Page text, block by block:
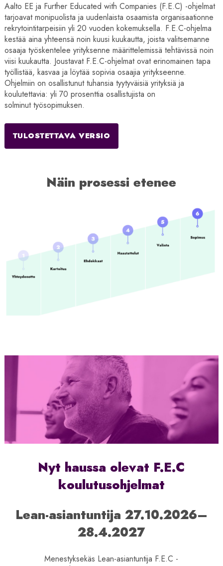
Aalto EE ja Further Educated with Companies (F.E.C) -ohjelmat
tarjoavat monipuolista ja uudenlaista osaamista organisaationne
rekrytointitarpeisiin yli 20 vuoden kokemuksella. F.E.C-ohjelma
kestää aina yhteensä noin kuusi kuukautta, joista valitsemanne
osaaja työskentelee yrityksenne määrittelemissä tehtävissä noin
viisi kuukautta. Joustavat F.E.C-ohjelmat ovat erinomainen tapa
työllistää, kasvaa ja löytää sopivia osaajia yritykseenne.
Ohjelmiin on osallistunut tuhansia tyytyväisiä yrityksiä ja
koulutettavia: yli 70 prosenttia osallistujista on
solminut työsopimuksen.
TULOSTETTAVA VERSIO
Näin prosessi etenee
Nyt haussa olevat F.E.C
koulutusohjelmat
Lean-asiantuntija 27.10.2026–
28.4.2027
Menestyksekäs Lean-asiantuntija F.E.C -